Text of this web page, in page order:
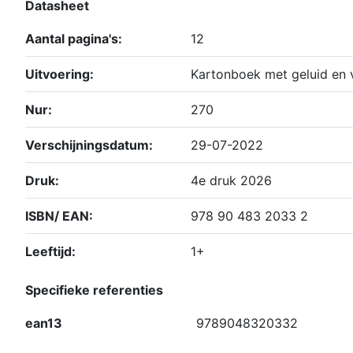
Datasheet
Aantal pagina's: 12
Uitvoering: Kartonboek met geluid en
Nur: 270
Verschijningsdatum: 29-07-2022
Druk: 4e druk 2026
ISBN/ EAN: 978 90 483 2033 2
Leeftijd: 1+
Specifieke referenties
ean13 9789048320332